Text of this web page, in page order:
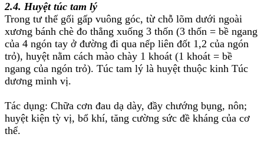
2.4. Huyệt túc tam lý
Trong tư thế gối gấp vuông góc, từ chỗ lõm dưới ngoài
xương bánh chè đo thẳng xuống 3 thốn (3 thốn = bề ngang
của 4 ngón tay ở đường đi qua nếp liên đốt 1,2 của ngón
trỏ), huyệt nằm cách mào chày 1 khoát (1 khoát = bề
ngang của ngón trỏ). Túc tam lý là huyệt thuộc kinh Túc
dương minh vị.
Tác dụng: Chữa cơn đau dạ dày, đầy chướng bụng, nôn;
huyệt kiện tỳ vị, bổ khí, tăng cường sức đề kháng của cơ
thể.